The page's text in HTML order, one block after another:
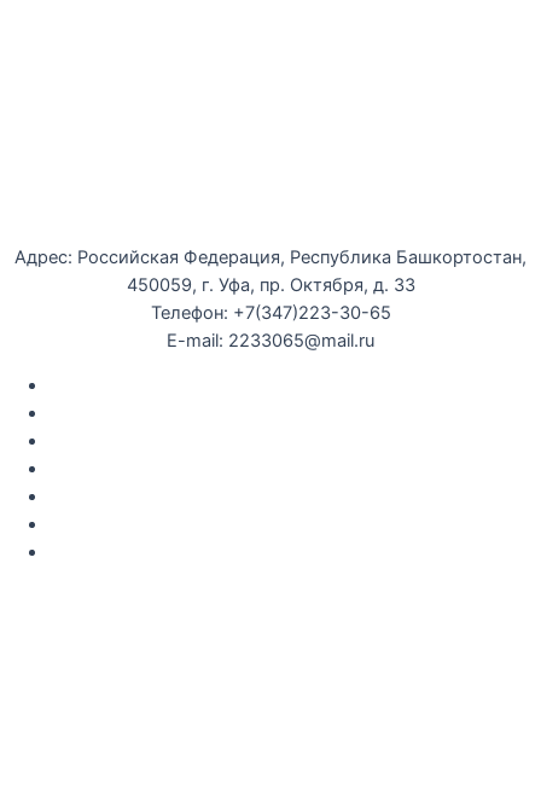
Адрес: Российская Федерация, Республика Башкортостан,
450059, г. Уфа, пр. Октября, д. 33
Телефон: +7(347)223-30-65
E-mail: 2233065@mail.ru